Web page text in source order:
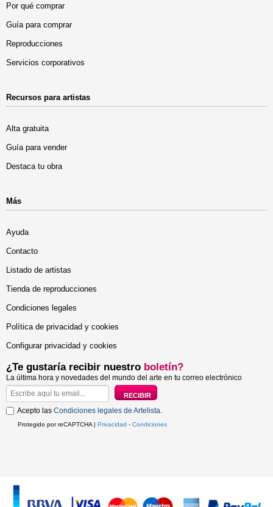
Por qué comprar
Guía para comprar
Reproducciones
Servicios corporativos
Recursos para artistas
Alta gratuita
Guía para vender
Destaca tu obra
Más
Ayuda
Contacto
Listado de artistas
Tienda de reproducciones
Condiciones legales
Política de privacidad y cookies
Configurar privacidad y cookies
¿Te gustaría recibir nuestro boletín?
La última hora y novedades del mundo del arte en tu correo electrónico
Acepto las Condiciones legales de Artelista.
Protegido por reCAPTCHA | Privacidad - Condiciones